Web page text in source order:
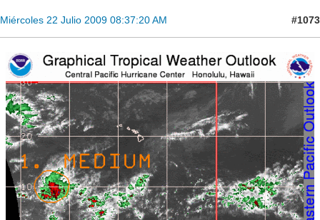
Miércoles 22 Julio 2009 08:37:20 AM #1073